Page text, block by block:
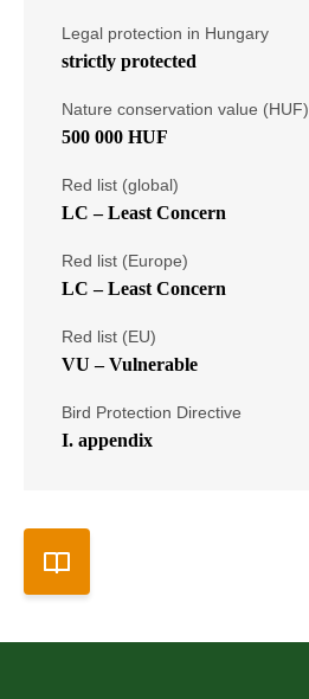
Legal protection in Hungary
strictly protected
Nature conservation value (HUF)
500 000 HUF
Red list (global)
LC – Least Concern
Red list (Europe)
LC – Least Concern
Red list (EU)
VU – Vulnerable
Bird Protection Directive
I. appendix